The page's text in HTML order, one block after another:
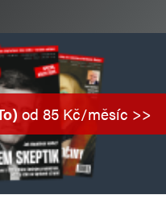
od 85 Kč/měsíc >>